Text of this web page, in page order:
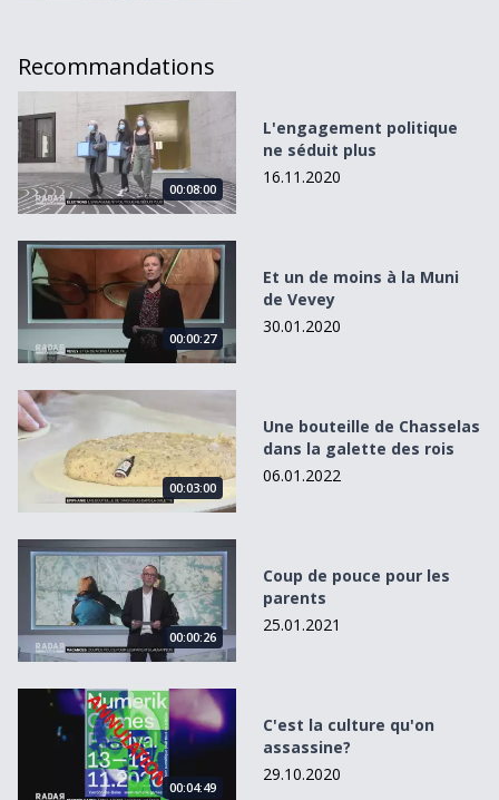
Recommandations
L&#039;engagement politique ne séduit plus
00:08:00
L'engagement politique
ne séduit plus
16.11.2020
Et un de moins à la Muni de Vevey
00:00:27
Et un de moins à la Muni
de Vevey
30.01.2020
Une bouteille de Chasselas dans la galette des rois
00:03:00
Une bouteille de Chasselas
dans la galette des rois
06.01.2022
Coup de pouce pour les parents
00:00:26
Coup de pouce pour les
parents
25.01.2021
C&#039;est la culture qu&#039;on assassine?
00:04:49
C'est la culture qu'on
assassine?
29.10.2020